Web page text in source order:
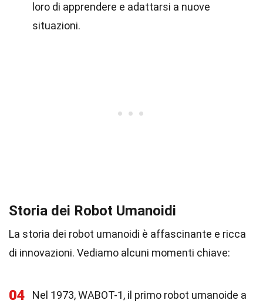
loro di apprendere e adattarsi a nuove
situazioni.
Storia dei Robot Umanoidi
La storia dei robot umanoidi è affascinante e ricca
di innovazioni. Vediamo alcuni momenti chiave:
04
Nel 1973, WABOT-1, il primo robot umanoide a